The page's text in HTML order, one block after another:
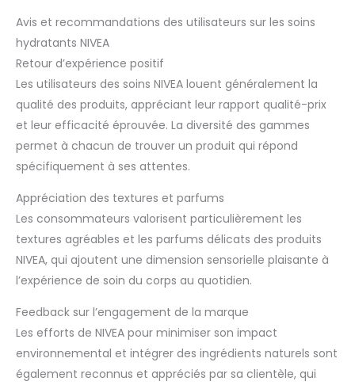
Avis et recommandations des utilisateurs sur les soins
hydratants NIVEA
Retour d’expérience positif
Les utilisateurs des soins NIVEA louent généralement la
qualité des produits, appréciant leur rapport qualité-prix
et leur efficacité éprouvée. La diversité des gammes
permet à chacun de trouver un produit qui répond
spécifiquement à ses attentes.
Appréciation des textures et parfums
Les consommateurs valorisent particulièrement les
textures agréables et les parfums délicats des produits
NIVEA, qui ajoutent une dimension sensorielle plaisante à
l’expérience de soin du corps au quotidien.
Feedback sur l’engagement de la marque
Les efforts de NIVEA pour minimiser son impact
environnemental et intégrer des ingrédients naturels sont
également reconnus et appréciés par sa clientèle, qui